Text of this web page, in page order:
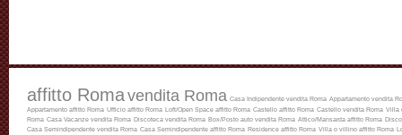
affitto Romavendita Roma Casa Indipendente vendita Roma Appartamento vendita
Appartamento affitto Roma
Ufficio affitto Roma Loft/Open Space affitto Roma Castello affitto Roma Castello vendita Roma Villa
Roma Casa Vacanze vendita Roma Discoteca vendita Roma Box/Posto auto vendita Roma Attico/Mansarda affitto Roma
Casa Semindipendente vendita Roma Casa Semindipendente affitto Roma Residence affitto Roma Villa o villino affitto Roma